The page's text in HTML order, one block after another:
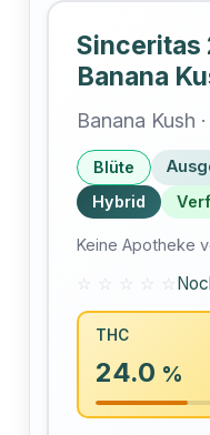
Sinceritas
Banana
Banana Kush
Blüte
Hybrid
Keine Apotheke
☆ ☆ ☆ ☆ ☆
THC
24.0 %